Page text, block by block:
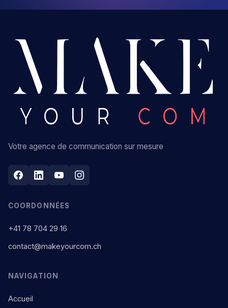
Votre agence de communication sur mesure
COORDONNÉES
+41 78 704 29 16
contact@makeyourcom.ch
NAVIGATION
Accueil